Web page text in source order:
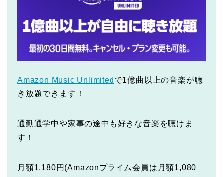
Amazon Music Unlimited で1億曲以上の音楽が聴
き放題できます！
通勤通学中や家事の途中も好きな音楽を聴けま
す！
月額1,180円(Amazonプライム会員は月額1,080